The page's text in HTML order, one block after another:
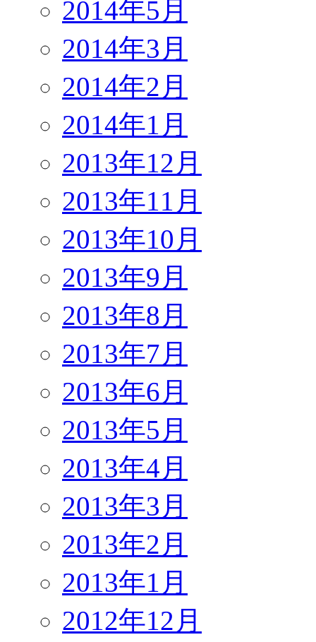
2014年5月
2014年3月
2014年2月
2014年1月
2013年12月
2013年11月
2013年10月
2013年9月
2013年8月
2013年7月
2013年6月
2013年5月
2013年4月
2013年3月
2013年2月
2013年1月
2012年12月